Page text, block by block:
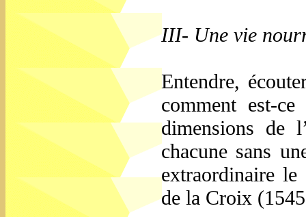
III- Une vie
Entendre,
comment est-
dimensions de
chacune sans
extraordinaire
de la Croix